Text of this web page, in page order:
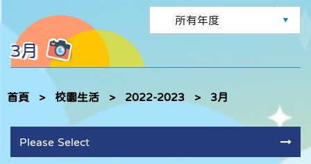
3月
首頁 > 校園生活 > 2022-2023 > 3月
Please Select